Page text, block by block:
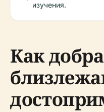
изучения.
Как